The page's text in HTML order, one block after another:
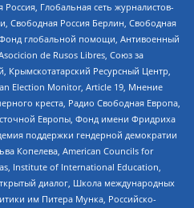
Глобальная сеть журналистов-
Свободная Россия Берлин, Свободная
глобальной помощи, Антивоенный
de Rusos Libres, Союз за
Крымскотатарский Ресурсный Центр,
Election Monitor, Article 19, Мнение
креста, Радио Свободная Европа,
Европы, Фонд имени Фридриха
поддержки гендерной демократии
Копелева, American Councils for
Institute of International Education,
диалог, Школа международных
им Питера Мунка, Российско-